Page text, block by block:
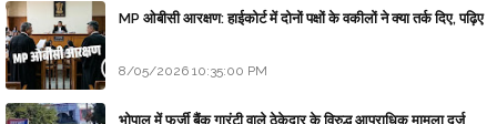
MP ओबीसी आरक्षण: हाईकोर्ट में दोनों पक्षों के वकीलों ने क्या तर्क दिए, पढ़िए
8/05/2026 10:35:00 PM
भोपाल में फर्जी बैंक गारंटी वाले ठेकेदार के विरुद्ध आपराधिक मामला दर्ज